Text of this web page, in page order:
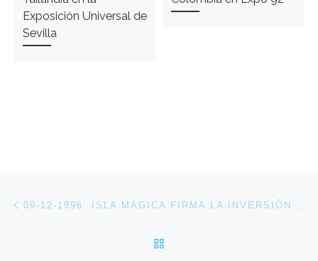
Exposición Universal de
Sevilla
Navegación de entradas